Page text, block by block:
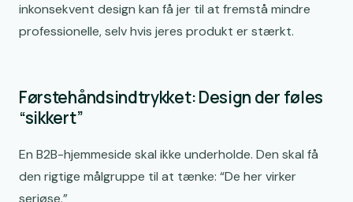
inkonsekvent design kan få jer til at fremstå mindre
professionelle, selv hvis jeres produkt er stærkt.
Førstehåndsindtrykket: Design der føles
“sikkert”
En B2B-hjemmeside skal ikke underholde. Den skal få
den rigtige målgruppe til at tænke: “De her virker
seriøse.”